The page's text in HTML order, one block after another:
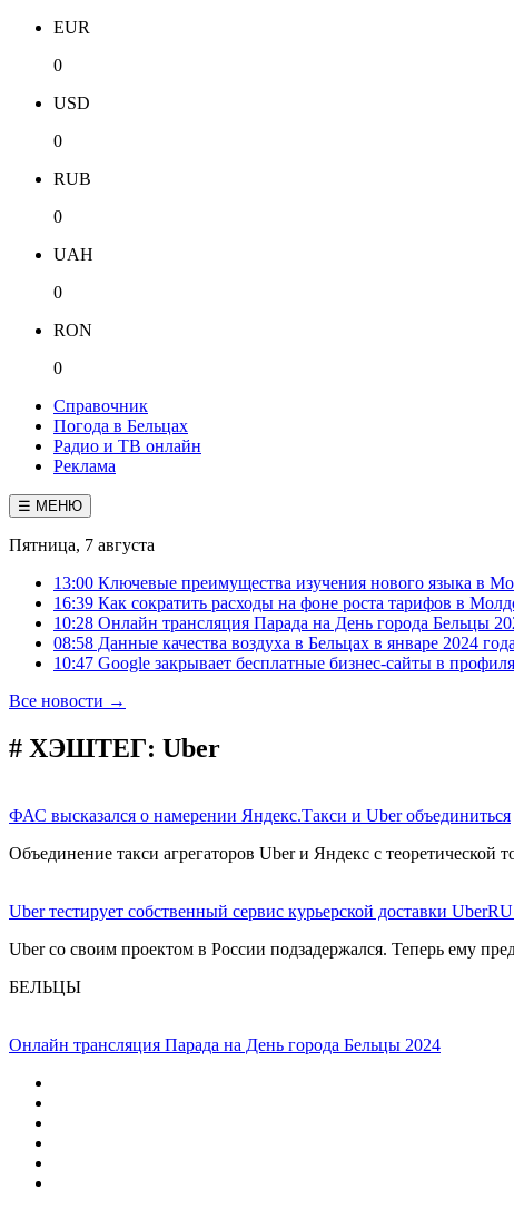
EUR
0
USD
0
RUB
0
UAH
0
RON
0
Справочник
Погода в Бельцах
Радио и ТВ онлайн
Реклама
☰ МЕНЮ
Пятница, 7 августа
13:00 Ключевые преимущества изучения нового языка в
16:39 Как сократить расходы на фоне роста тарифов в
10:28 Онлайн трансляция Парада на День города Бельцы
08:58 Данные качества воздуха в Бельцах в январе 2024 года
10:47 Google закрывает бесплатные бизнес-сайты в
Все новости →
# ХЭШТЕГ: Uber
ФАС высказался о намерении Яндекс.Такси и Uber объединиться
Объединение такси агрегаторов Uber и Яндекс с теоретической
Uber тестирует собственный сервис курьерской доставки
Uber со своим проектом в России подзадержался. Теперь ему
БЕЛЬЦЫ
Онлайн трансляция Парада на День города Бельцы 2024